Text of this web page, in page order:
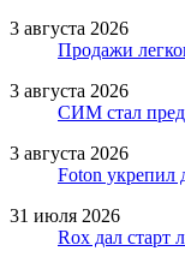
3 августа 2026
Продажи
3 августа 2026
СИМ стал
3 августа 2026
Foton укрепил
31 июля 2026
Rox дал старт